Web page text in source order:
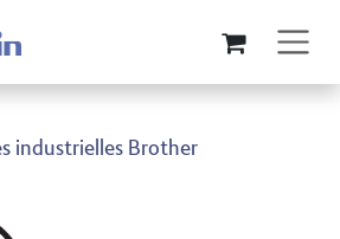
industrielles Brother